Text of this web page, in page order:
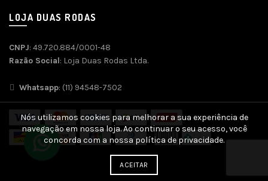
LOJA DUAS RODAS
CNPJ: 49.720.884/0001-48
Razão Social: Loja Duas Rodas Ltda.
Whatsapp: (11) 94548-7502
Nós utilizamos cookies para melhorar a sua experiência de
navegação em nossa loja. Ao continuar o seu acesso, você
concorda com a nossa política de privacidade.
ACEITAR